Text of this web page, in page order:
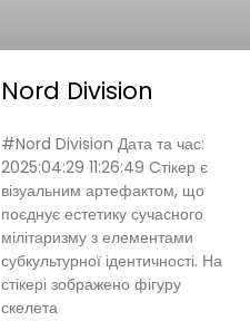
Nord Division
#Nord Division Дата та час:
2025:04:29 11:26:49 Cтікер є
візуальним артефактом, що
поєднує естетику сучасного
мілітаризму з елементами
субкультурної ідентичності. На
стікері зображено фігуру
скелета